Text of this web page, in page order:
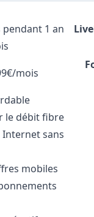
pendant 1 an
mois
le débit fibre
sans
mobiles